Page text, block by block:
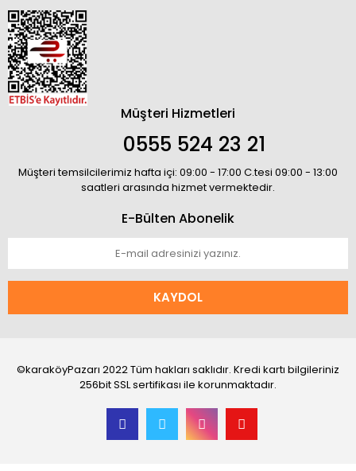
Müşteri Hizmetleri
0555 524 23 21
Müşteri temsilcilerimiz hafta içi: 09:00 - 17:00 C.tesi 09:00 - 13:00
saatleri arasında hizmet vermektedir.
E-Bülten Abonelik
KAYDOL
©karaköyPazarı 2022 Tüm hakları saklıdır. Kredi kartı bilgileriniz
256bit SSL sertifikası ile korunmaktadır.